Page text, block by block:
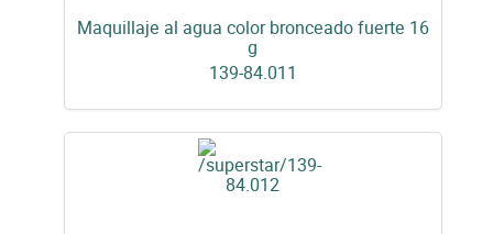
Maquillaje al agua color bronceado fuerte 16
g
139-84.011